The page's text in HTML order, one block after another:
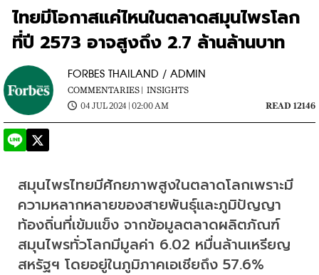
ไทยมีโอกาสแค่ไหนในตลาดสมุนไพรโลก
ที่ปี 2573 อาจสูงถึง 2.7 ล้านล้านบาท
FORBES THAILAND / ADMIN
COMMENTARIES | INSIGHTS
04 JUL 2024 | 02:00 AM
READ 12146
สมุนไพรไทยมีศักยภาพสูงในตลาดโลกเพราะมี
ความหลากหลายของสายพันธุ์และภูมิปัญญา
ท้องถิ่นที่เข้มแข็ง จากข้อมูลตลาดผลิตภัณฑ์
สมุนไพรทั่วโลกมีมูลค่า 6.02 หมื่นล้านเหรียญ
สหรัฐฯ โดยอยู่ในภูมิภาคเอเชียถึง 57.6%